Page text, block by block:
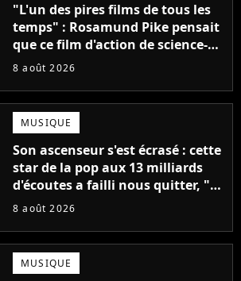
"L'un des pires films de tous les
temps" : Rosamund Pike pensait
que ce film d'action de science-
fiction avec Dwayne Johnson
8 août 2026
MUSIQUE
Son ascenseur s'est écrasé : cette
star de la pop aux 13 milliards
d'écoutes a failli nous quitter, "Je
pensais ne plus jamais chanter"
8 août 2026
MUSIQUE